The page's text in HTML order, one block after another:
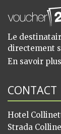
Le
directement
En savoir
CONTACT
Hotel
Strada